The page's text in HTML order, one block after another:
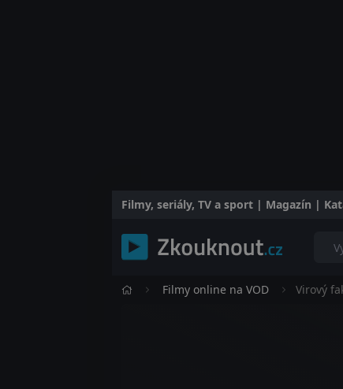
Filmy, seriály, TV a sport | Magazín |
Filmy online na VOD Virový